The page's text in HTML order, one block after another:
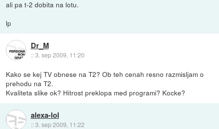
ali pa t-2 dobita na lotu.
lp
Dr_M
::3. sep 2009, 11:20
Kako se kej TV obnese na T2? Ob teh cenah resno razmisljam o
prehodu na T2.
Kvaliteta slike ok? Hitrost preklopa med programi? Kocke?
alexa-lol
::3. sep 2009, 11:22